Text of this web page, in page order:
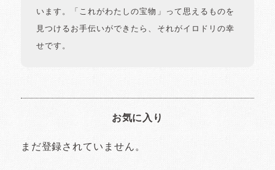
います。「これがわたしの宝物」って思えるものを
見つけるお手伝いができたら、それがイロドリの幸
せです。
お気に入り
まだ登録されていません。